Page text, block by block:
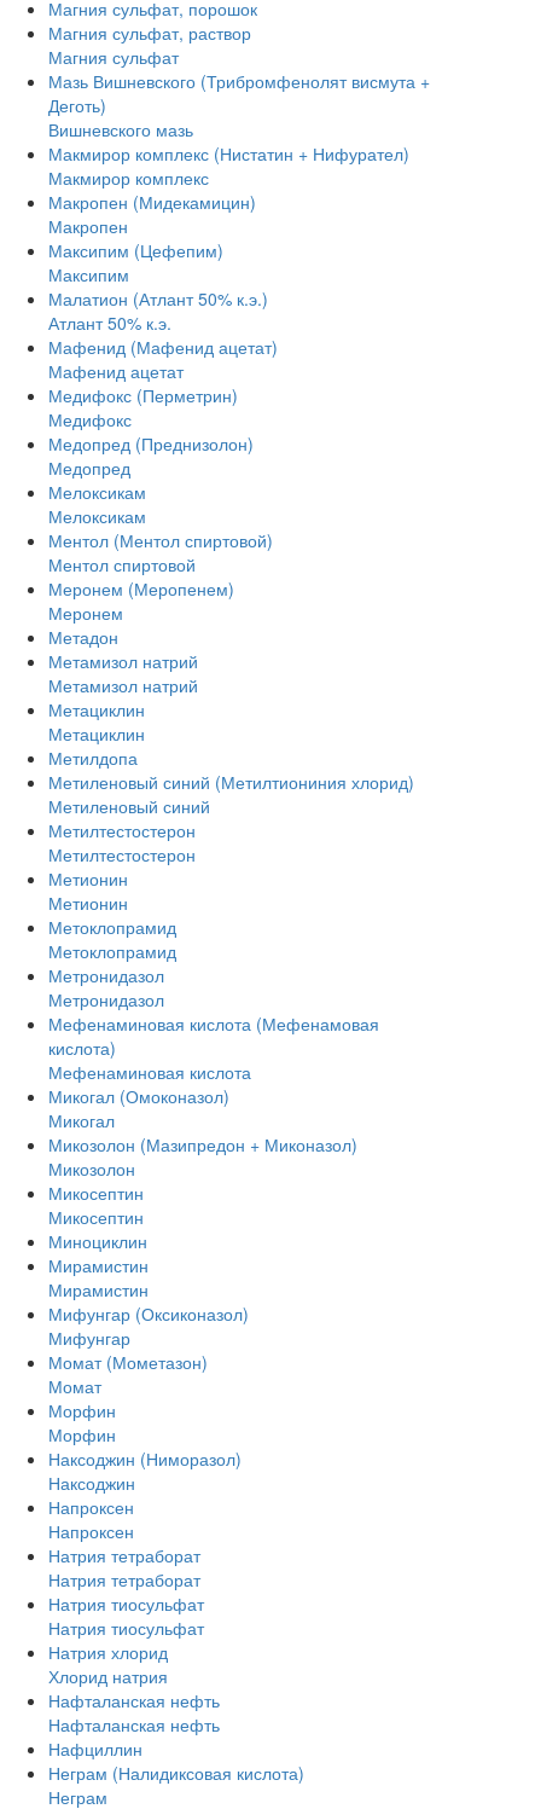
Магния сульфат, порошок
Магния сульфат, раствор
Магния сульфат
Мазь Вишневского (Трибромфенолят висмута +
Деготь)
Вишневского мазь
Макмирор комплекс (Нистатин + Нифурател)
Макмирор комплекс
Макропен (Мидекамицин)
Макропен
Максипим (Цефепим)
Максипим
Малатион (Атлант 50% к.э.)
Атлант 50% к.э.
Мафенид (Мафенид ацетат)
Мафенид ацетат
Медифокс (Перметрин)
Медифокс
Медопред (Преднизолон)
Медопред
Мелоксикам
Мелоксикам
Ментол (Ментол спиртовой)
Ментол спиртовой
Меронем (Меропенем)
Меронем
Метадон
Метамизол натрий
Метамизол натрий
Метациклин
Метациклин
Метилдопа
Метиленовый синий (Метилтиониния хлорид)
Метиленовый синий
Метилтестостерон
Метилтестостерон
Метионин
Метионин
Метоклопрамид
Метоклопрамид
Метронидазол
Метронидазол
Мефенаминовая кислота (Мефенамовая
кислота)
Мефенаминовая кислота
Микогал (Омоконазол)
Микогал
Микозолон (Мазипредон + Миконазол)
Микозолон
Микосептин
Микосептин
Миноциклин
Мирамистин
Мирамистин
Мифунгар (Оксиконазол)
Мифунгар
Момат (Мометазон)
Момат
Морфин
Морфин
Наксоджин (Ниморазол)
Наксоджин
Напроксен
Напроксен
Натрия тетраборат
Натрия тетраборат
Натрия тиосульфат
Натрия тиосульфат
Натрия хлорид
Хлорид натрия
Нафталанская нефть
Нафталанская нефть
Нафциллин
Неграм (Налидиксовая кислота)
Неграм